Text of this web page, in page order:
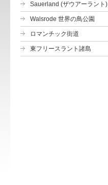
Sauerland (ザウアーラント)
Walsrode 世界の鳥公園
ロマンチック街道
東フリースラント諸島